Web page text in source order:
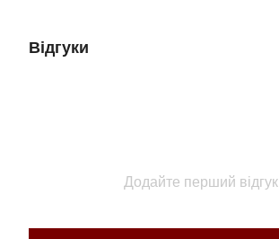
Відгуки
Додайте перший відгук